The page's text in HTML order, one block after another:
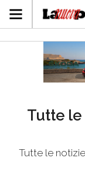
Tutte
Tutte le